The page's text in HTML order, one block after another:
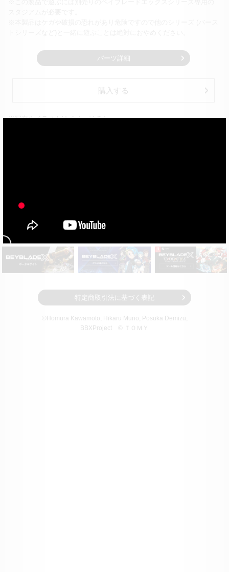
パーツ詳細
購入する
※写真やイラストはイメージです。
特定商取引法に基づく表記
©Homura Kawamoto, Hikaru Muno, Posuka Demizu,
BBXProject © ＴＯＭＹ